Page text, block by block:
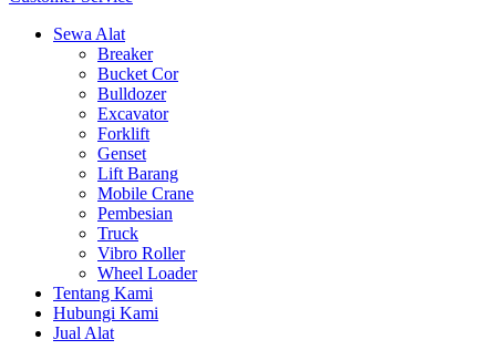
Sewa Alat
Breaker
Bucket Cor
Bulldozer
Excavator
Forklift
Genset
Lift Barang
Mobile Crane
Pembesian
Truck
Vibro Roller
Wheel Loader
Tentang Kami
Hubungi Kami
Jual Alat